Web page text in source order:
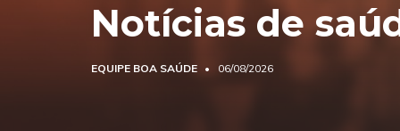
Notícias de
EQUIPE BOA SAÚDE 06/08/2026